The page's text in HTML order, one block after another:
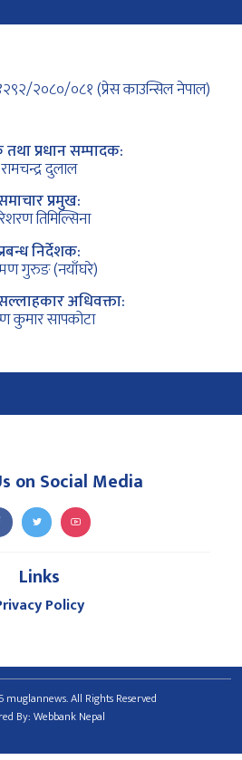
२०८०/०८१ (प्रेस काउन्सिल नेपाल)
प्रधान सम्पादक:
रामचन्द्र दुलाल
प्रमुख:
तिमिल्सिना
निर्देशक:
गुरुङ (नयाँघरे)
अधिवक्ता:
कुमार सापकोटा
on Social Media
Links
Policy
All Rights Reserved
By:Webbank Nepal